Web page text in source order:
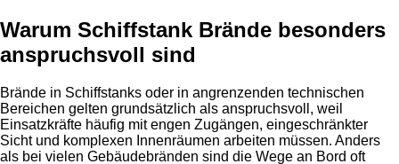
Warum Schiffstank Brände besonders
anspruchsvoll sind
Brände in Schiffstanks oder in angrenzenden technischen
Bereichen gelten grundsätzlich als anspruchsvoll, weil
Einsatzkräfte häufig mit engen Zugängen, eingeschränkter
Sicht und komplexen Innenräumen arbeiten müssen. Anders
als bei vielen Gebäudebränden sind die Wege an Bord oft